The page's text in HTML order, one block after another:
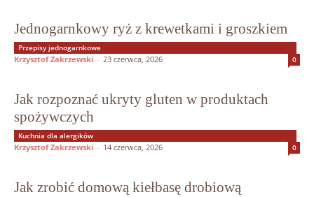
Jednogarnkowy ryż z krewetkami i groszkiem
Przepisy jednogarnkowe
Krzysztof Zakrzewski - 23 czerwca, 2026 0
Jak rozpoznać ukryty gluten w produktach
spożywczych
Kuchnia dla alergików
Krzysztof Zakrzewski - 14 czerwca, 2026 0
Jak zrobić domową kiełbasę drobiową